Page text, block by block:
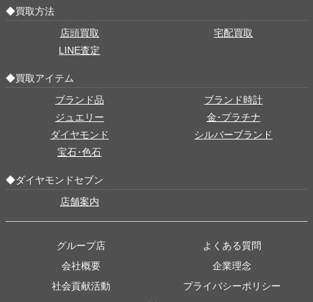
◆買取方法
店頭買取
宅配買取
LINE査定
◆買取アイテム
ブランド品
ブランド時計
ジュエリー
金･プラチナ
ダイヤモンド
シルバーブランド
宝石･色石
◆ダイヤモンドセブン
店舗案内
グループ店
よくある質問
会社概要
企業理念
社会貢献活動
プライバシーポリシー